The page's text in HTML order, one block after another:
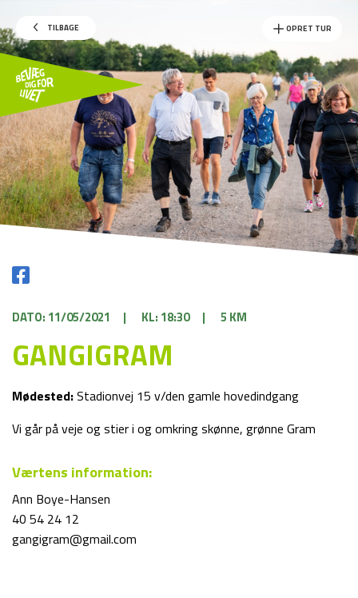
TILBAGE OPRET TUR
DATO: 11/05/2021 | KL: 18:30 | 5 KM
GANGIGRAM
Mødested:Stadionvej 15 v/den gamle hovedindgang
Vi går på veje og stier i og omkring skønne, grønne Gram
Værtens information:
Ann Boye-Hansen
40 54 24 12
gangigram@gmail.com